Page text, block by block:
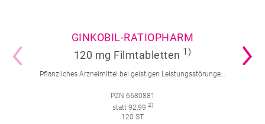
GINKOBIL-RATIOPHARM
120 mg Filmtabletten 1)
Pflanzliches Arzneimittel bei geistigen Leistungsstörungen und Durchblutungsstörungen.
PZN 6680881
statt 92,99 2)
120 ST